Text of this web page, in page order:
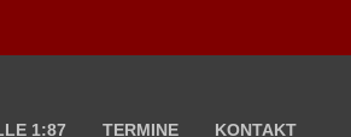
1:87 TERMINE KONTAKT